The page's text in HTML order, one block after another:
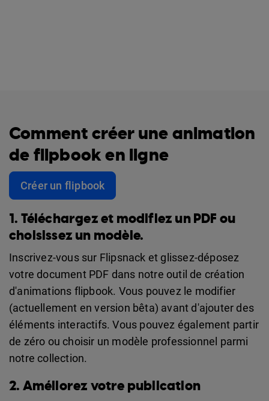
Comment créer une animation
de flipbook en ligne
Créer un flipbook
1. Téléchargez et modifiez un PDF ou
choisissez un modèle.
Inscrivez-vous sur Flipsnack et glissez-déposez
votre document PDF dans notre outil de création
d'animations flipbook. Vous pouvez le modifier
(actuellement en version bêta) avant d'ajouter des
éléments interactifs. Vous pouvez également partir
de zéro ou choisir un modèle professionnel parmi
notre collection.
2. Améliorez votre publication